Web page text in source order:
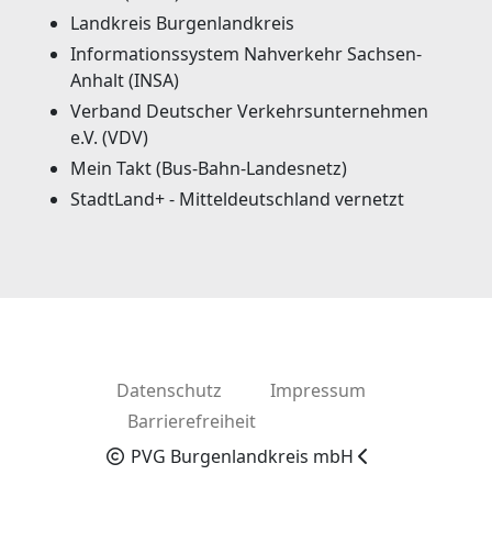
Landkreis Burgenlandkreis
Informationssystem Nahverkehr Sachsen-
Anhalt (INSA)
Verband Deutscher Verkehrsunternehmen
e.V. (VDV)
Mein Takt (Bus-Bahn-Landesnetz)
StadtLand+ - Mitteldeutschland vernetzt
Datenschutz
Impressum
Barrierefreiheit
PVG Burgenlandkreis mbH